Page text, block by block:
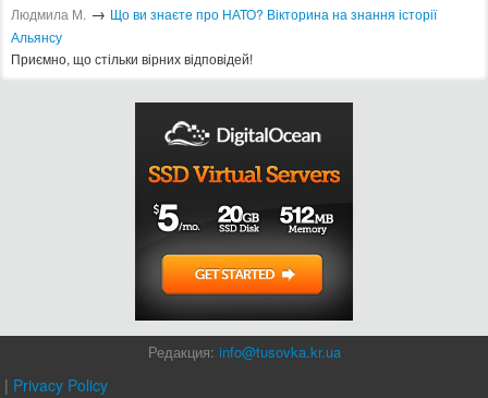
Людмила М. → Що ви знаєте про НАТО? Вікторина на знання історії
Альянсу ​
Приємно, що стільки вірних відповідей!
Редакция: info@tusovka.kr.ua
| Privacy Policy